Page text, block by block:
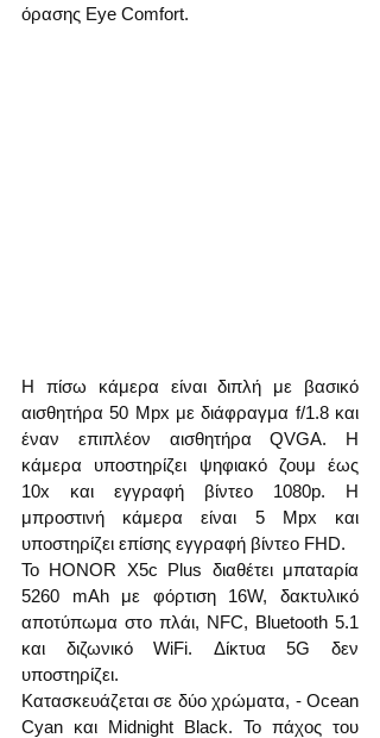
όρασης Eye Comfort.
Η πίσω κάμερα είναι διπλή με βασικό
αισθητήρα 50 Mpx με διάφραγμα f/1.8 και
έναν επιπλέον αισθητήρα QVGA. Η
κάμερα υποστηρίζει ψηφιακό ζουμ έως
10x και εγγραφή βίντεο 1080p. Η
μπροστινή κάμερα είναι 5 Mpx και
υποστηρίζει επίσης εγγραφή βίντεο FHD.
Το HONOR X5c Plus διαθέτει μπαταρία
5260 mAh με φόρτιση 16W, δακτυλικό
αποτύπωμα στο πλάι, NFC, Bluetooth 5.1
και διζωνικό WiFi. Δίκτυα 5G δεν
υποστηρίζει.
Κατασκευάζεται σε δύο χρώματα, - Ocean
Cyan και Midnight Black. Το πάχος του